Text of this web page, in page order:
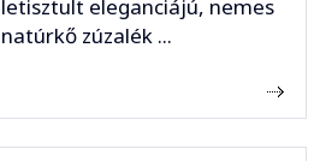
letisztult eleganciájú, nemes
natúrkő zúzalék ...